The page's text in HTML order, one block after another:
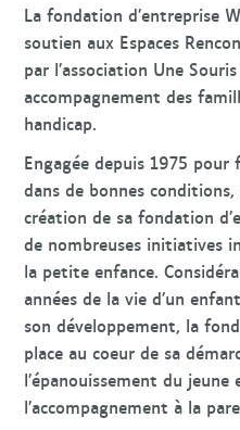
La fondation d’entreprise
soutien aux Espaces
par l’association Une
accompagnement des
handicap.
Engagée depuis 1975 pour
dans de bonnes
création de sa fondation
de nombreuses initiatives
la petite enfance.
années de la vie d’un
son développement, la
place au coeur de sa
l’épanouissement du
l’accompagnement à la